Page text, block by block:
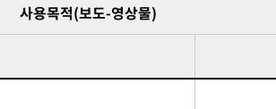
사용목적(보도-영상물)